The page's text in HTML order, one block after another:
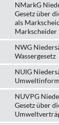
NMarkG
Gesetz über
als
Markscheider
NWG
Wassergesetz
NUIG
NUVPG
Gesetz über